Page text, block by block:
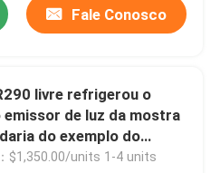
Fale Conosco
livre refrigerou o
emissor de luz da mostra
do exemplo do
fino para dentro
$1,350.00/units 1-4 units